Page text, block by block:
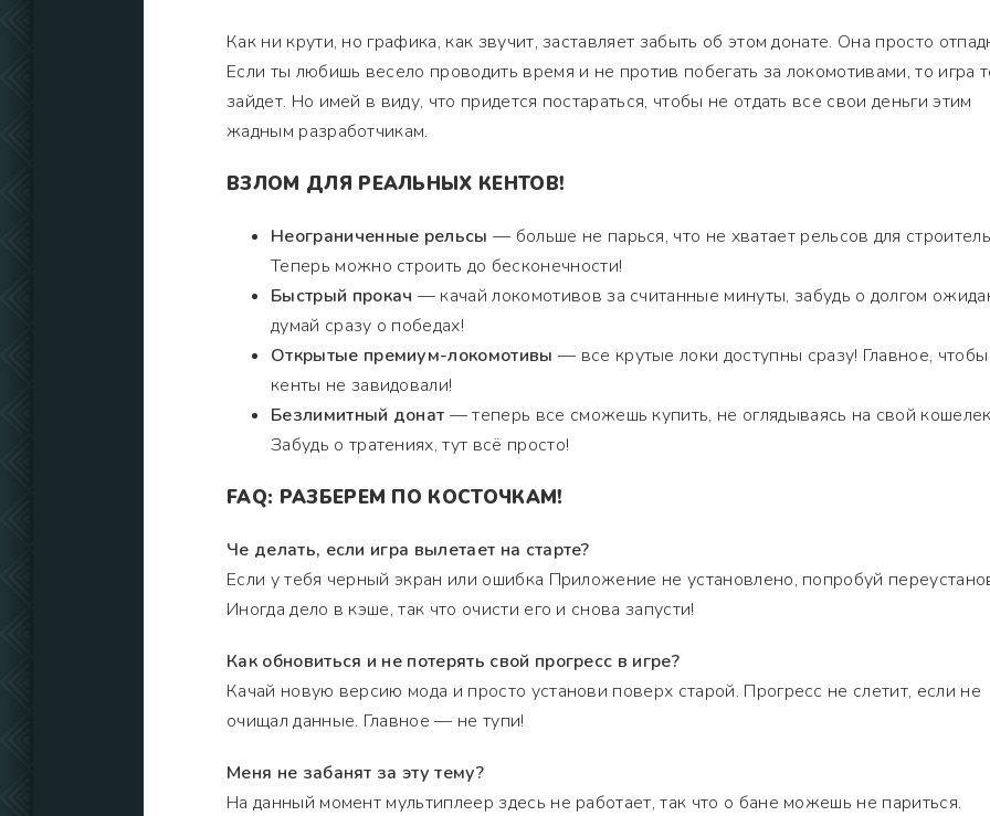
Как ни крути, но графика, как звучит, заставляет забыть об этом донате. Она просто
Если ты любишь весело проводить время и не против побегать за локомотивами, то игра
зайдет. Но имей в виду, что придется постараться, чтобы не отдать все свои деньги этим
жадным разработчикам.
ВЗЛОМ ДЛЯ РЕАЛЬНЫХ КЕНТОВ!
Неограниченные рельсы — больше не парься, что не хватает рельсов для
Теперь можно строить до бесконечности!
Быстрый прокач — качай локомотивов за считанные минуты, забудь о долгом
думай сразу о победах!
Открытые премиум-локомотивы — все крутые локи доступны сразу! Главное,
кенты не завидовали!
Безлимитный донат — теперь все сможешь купить, не оглядываясь на свой
Забудь о тратениях, тут всё просто!
FAQ: РАЗБЕРЕМ ПО КОСТОЧКАМ!
Че делать, если игра вылетает на старте?
Если у тебя черный экран или ошибка Приложение не установлено, попробуй
Иногда дело в кэше, так что очисти его и снова запусти!
Как обновиться и не потерять свой прогресс в игре?
Качай новую версию мода и просто установи поверх старой. Прогресс не слетит, если не
очищал данные. Главное — не тупи!
Меня не забанят за эту тему?
На данный момент мультиплеер здесь не работает, так что о бане можешь не париться.